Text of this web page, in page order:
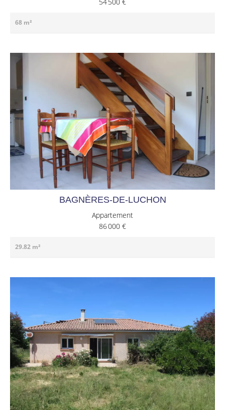
68 m²
BAGNÈRES-DE-LUCHON
Appartement
86 000 €
29.82 m²